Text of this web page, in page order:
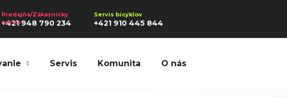
+421 948 790 234 +421 910 445 844
Servis Komunita O nás